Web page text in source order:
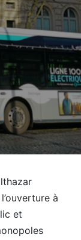
à
et